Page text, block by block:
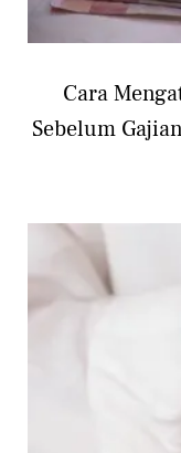
Cara
Sebelum